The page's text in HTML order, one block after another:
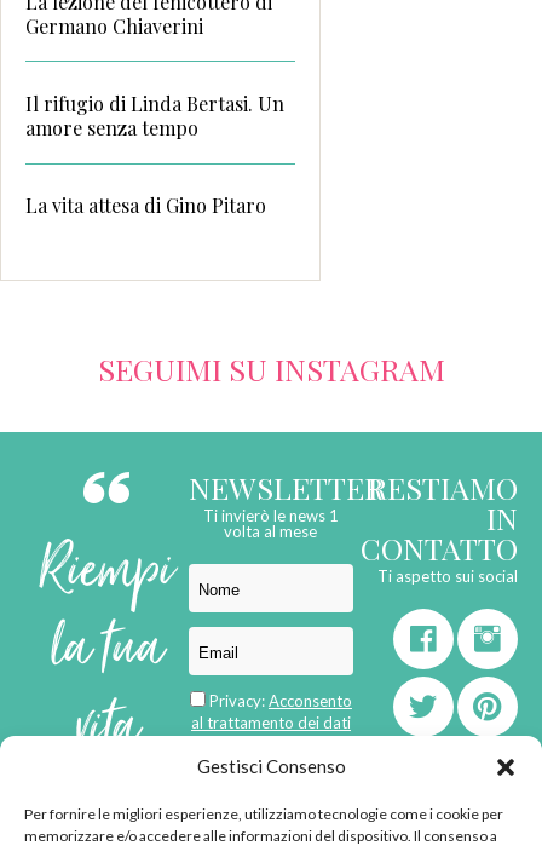
Gestisci Consenso
Per fornire le migliori esperienze, utilizziamo tecnologie come i cookie per
memorizzare e/o accedere alle informazioni del dispositivo. Il consenso a
Germano Chiaverini
Il rifugio di Linda Bertasi. Un
amore senza tempo
La vita attesa di Gino Pitaro
SEGUIMI SU INSTAGRAM
Riempi
la tua
vita
di
NEWSLETTER
Ti invierò le news 1
volta al mese
Privacy:Acconsento
al trattamento dei dati
RESTIAMO
IN
CONTATTO
Ti aspetto sui social
born inMaMaStudiOs